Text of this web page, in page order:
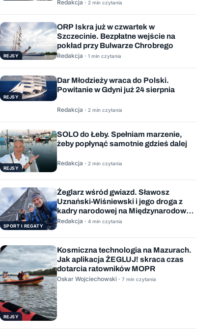
Redakcja · 2 min czytania
REJSY
ORP Iskra już w czwartek w
Szczecinie. Bezpłatne wejście na
pokład przy Bulwarze Chrobrego
Redakcja · 1 min czytania
REJSY
Dar Młodzieży wraca do Polski.
Powitanie w Gdyni już 24 sierpnia
Redakcja · 2 min czytania
REJSY
SOLO do Łeby. Spełniam marzenie,
żeby popłynąć samotnie gdzieś dalej
Redakcja · 2 min czytania
SPORT I REGATY
Żeglarz wśród gwiazd. Sławosz
Uznański-Wiśniewski i jego droga z
kadry narodowej na Międzynarodową
Stację Kosmiczną
Redakcja · 4 min czytania
REJSY
Kosmiczna technologia na Mazurach.
Jak aplikacja ŻEGLUJ! skraca czas
dotarcia ratowników MOPR
Oskar Wojciechowski · 7 min czytania